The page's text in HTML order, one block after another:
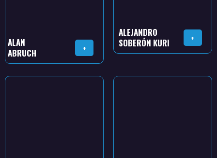
ALAN
ABRUCH
+
ALEJANDRO
SOBERÓN KURI
+